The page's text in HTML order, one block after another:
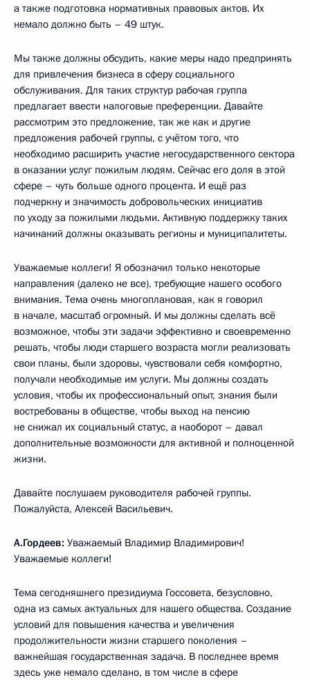
а также подготовка нормативных правовых актов. Их
немало должно быть – 49 штук.
Мы также должны обсудить, какие меры надо предпринять
для привлечения бизнеса в сферу социального
обслуживания. Для таких структур рабочая группа
предлагает ввести налоговые преференции. Давайте
рассмотрим это предложение, так же как и другие
предложения рабочей группы, с учётом того, что
необходимо расширить участие негосударственного сектора
в оказании услуг пожилым людям. Сейчас его доля в этой
сфере – чуть больше одного процента. И ещё раз
подчеркну и значимость добровольческих инициатив
по уходу за пожилыми людьми. Активную поддержку таких
начинаний должны оказывать регионы и муниципалитеты.
Уважаемые коллеги! Я обозначил только некоторые
направления (далеко не все), требующие нашего особого
внимания. Тема очень многоплановая, как я говорил
в начале, масштаб огромный. И мы должны сделать всё
возможное, чтобы эти задачи эффективно и своевременно
решать, чтобы люди старшего возраста могли реализовать
свои планы, были здоровы, чувствовали себя комфортно,
получали необходимые им услуги. Мы должны создать
условия, чтобы их профессиональный опыт, знания были
востребованы в обществе, чтобы выход на пенсию
не снижал их социальный статус, а наоборот – давал
дополнительные возможности для активной и полноценной
жизни.
Давайте послушаем руководителя рабочей группы.
Пожалуйста, Алексей Васильевич.
А.Гордеев: Уважаемый Владимир Владимирович!
Уважаемые коллеги!
Тема сегодняшнего президиума Госсовета, безусловно,
одна из самых актуальных для нашего общества. Создание
условий для повышения качества и увеличения
продолжительности жизни старшего поколения –
важнейшая государственная задача. В последнее время
здесь уже немало сделано, в том числе в сфере